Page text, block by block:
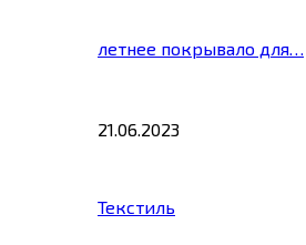
летнее покрывало для…
21.06.2023
Текстиль